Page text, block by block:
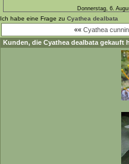
Donnerstag, 6.
Ich habe eine Frage zu Cyathea dealbata
«« Cyathea
Kunden, die Cyathea dealbata gekauft